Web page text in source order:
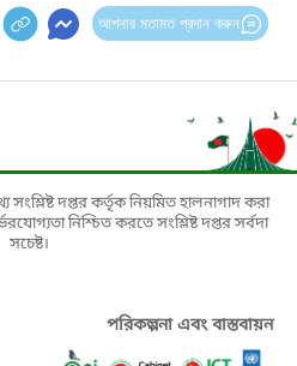
আপনার মতামত প্রদান করুন
দপ্তর কর্তৃক নিয়মিত হালনাগাদ করা
নিশ্চিত করতে সংশ্লিষ্ট দপ্তর সর্বদা
সচেষ্ট।
পরিকল্পনা এবং বাস্তবায়ন